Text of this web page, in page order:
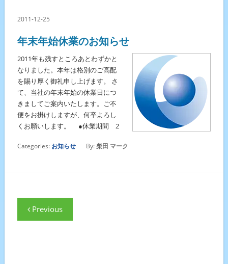
2011-12-25
年末年始休業のお知らせ
2011年も残すところあとわずかと
なりました。本年は格別のご高配
を賜り厚く御礼申し上げます。 さ
て、当社の年末年始の休業日につ
きましてご案内いたします。ご不
便をお掛けしますが、何卒よろし
くお願いします。 ●休業期間 2
Categories: お知らせ By:柴田 マーク
Previous